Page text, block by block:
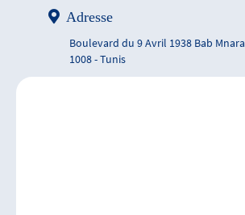
Adresse
Boulevard du 9 Avril 1938 Bab Mnara
1008 - Tunis